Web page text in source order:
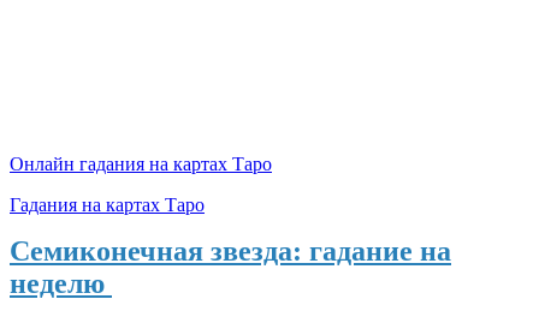
Онлайн гадания на картах Таро
Гадания на картах Таро
Семиконечная звезда: гадание на
неделю